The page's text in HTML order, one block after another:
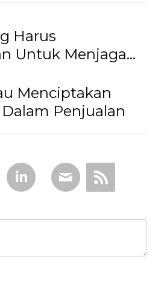
Harus
Untuk Menjaga...
Menciptakan
Penjualan